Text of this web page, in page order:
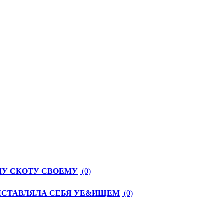
СКОТУ СВОЕМУ (0)
СЕБЯ УЕ&ИЩЕМ (0)